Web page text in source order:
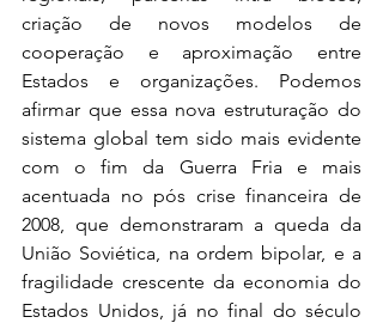
criação de novos modelos de
cooperação e aproximação entre
Estados e organizações. Podemos
afirmar que essa nova estruturação do
sistema global tem sido mais evidente
com o fim da Guerra Fria e mais
acentuada no pós crise financeira de
2008, que demonstraram a queda da
União Soviética, na ordem bipolar, e a
fragilidade crescente da economia do
Estados Unidos, já no final do século